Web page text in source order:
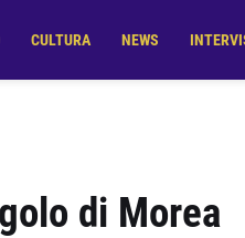
CULTURA NEWS
di Morea